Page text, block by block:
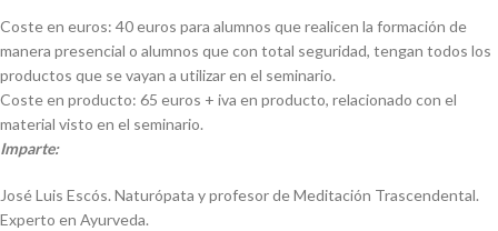
Coste en euros: 40 euros para alumnos que realicen la formación de
manera presencial o alumnos que con total seguridad, tengan todos los
productos que se vayan a utilizar en el seminario.
Coste en producto: 65 euros + iva en producto, relacionado con el
material visto en el seminario.
Imparte:
José Luis Escós. Naturópata y profesor de Meditación Trascendental.
Experto en Ayurveda.